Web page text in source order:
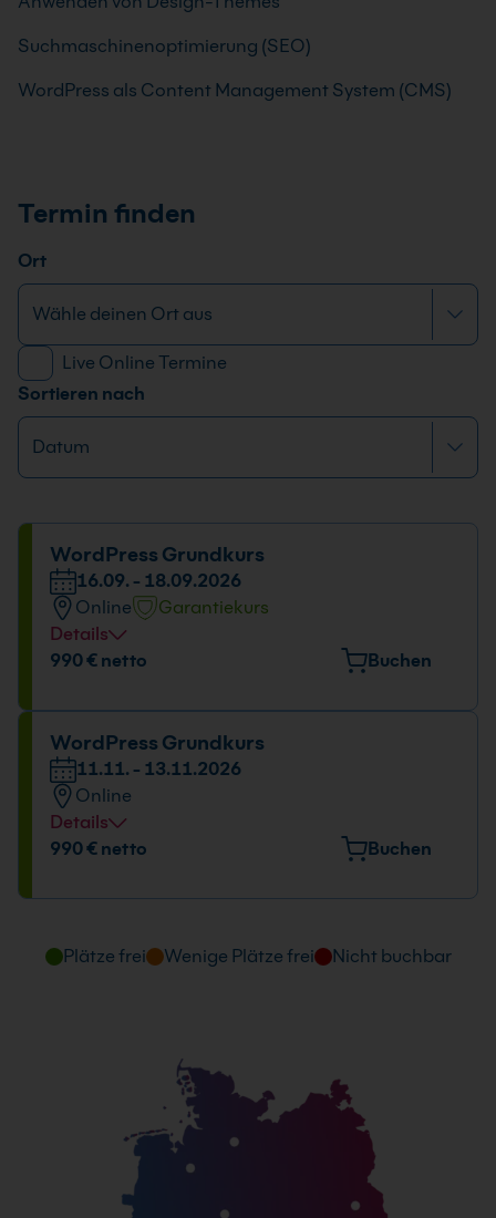
Suchmaschinenoptimierung (SEO)
WordPress als Content Management System (CMS)
Termin finden
Ort
Live Online Termine
Sortieren nach
WordPress Grundkurs
16.09. - 18.09.2026
Online
Garantiekurs
Details
Datum und Uhrzeit
990 € netto Buchen
WordPress Grundkurs
11.11. - 13.11.2026
Online
Details
Datum und Uhrzeit
990 € netto Buchen
Plätze frei Wenige Plätze frei Nicht buchbar